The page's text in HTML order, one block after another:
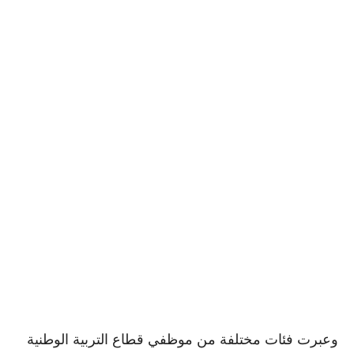
وعبرت فئات مختلفة من موظفي قطاع التربية الوطنية